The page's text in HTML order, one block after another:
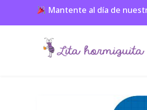
Mantente al día de